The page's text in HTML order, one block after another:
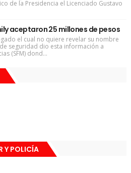
de la Presidencia el Licenciado Gustavo
aceptaron 25 millones de pesos
el cual no quiere revelar su nombre
seguridad dio esta información a
(SFM) dond...
Y POLICÍA